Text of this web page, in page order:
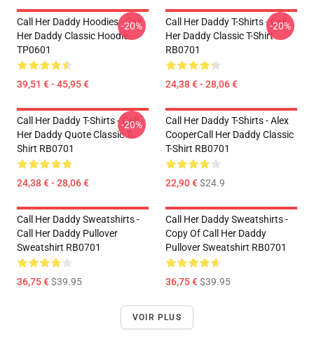
Call Her Daddy Hoodies - Call
Her Daddy Classic Hoodie
TP0601
39,51 € - 45,95 €
-20%
Call Her Daddy T-Shirts - Call
Her Daddy Classic T-Shirt
RB0701
24,38 € - 28,06 €
-20%
Call Her Daddy T-Shirts - Call
Her Daddy Quote Classic T-
Shirt RB0701
24,38 € - 28,06 €
-20%
Call Her Daddy T-Shirts - Alex
CooperCall Her Daddy Classic
T-Shirt RB0701
22,90 €$24.9
Call Her Daddy Sweatshirts -
Call Her Daddy Pullover
Sweatshirt RB0701
36,75 €$39.95
Call Her Daddy Sweatshirts -
Copy Of Call Her Daddy
Pullover Sweatshirt RB0701
36,75 €$39.95
VOIR PLUS